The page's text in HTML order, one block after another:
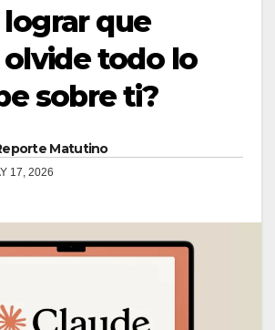
lograr que
olvide todo lo
sobre ti?
Matutino
17, 2026